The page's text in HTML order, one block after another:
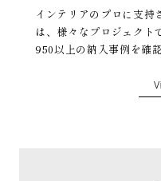
インテリアのプロに支
は、様々なプロジェクト
950以上の納入事例を確